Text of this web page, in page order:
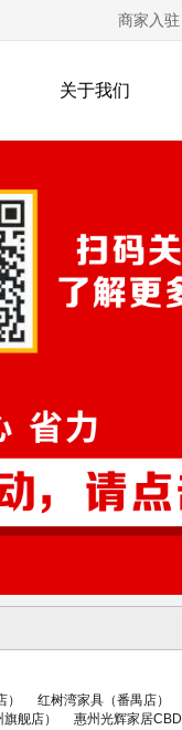
商家入驻
关于我们
红树湾家具（番禺店）
舰店） 惠州光辉家居CBD